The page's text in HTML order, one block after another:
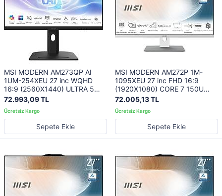
MSI MODERN AM273QP AI
1UM-254XEU 27 inc WQHD
16:9 (2560X1440) ULTRA 5
125H 16GB DDR5 1TB SSD
FDOS SIYAH AIO PC
72.993,09 TL
Sepete Ekle
MSI MODERN AM272P 1M-
1095XEU 27 inc FHD 16:9
(1920X1080) CORE 7 150U
16GB DDR5 1TB SSD FDOS
BEYAZ AIO PC
72.005,13 TL
Sepete Ekle